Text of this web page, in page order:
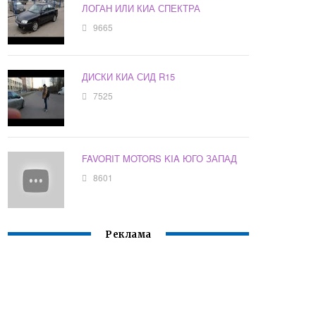
ЛОГАН ИЛИ КИА СПЕКТРА
9665
ДИСКИ КИА СИД R15
7525
FAVORIT MOTORS KIA ЮГО ЗАПАД
8601
Реклама